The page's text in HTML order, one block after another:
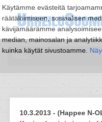
Käytämme evästeitä
räätälöimiseen, sosiaalisen
kävijämäärämme
median, mainosalan ja
kuinka käytät sivustoamme.
10.3.2013 - (Happee N-